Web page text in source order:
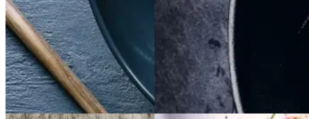
Gem opskrift
Aftensmad Gem opskrift
Dansk mad
Vintermad
Aftensmad